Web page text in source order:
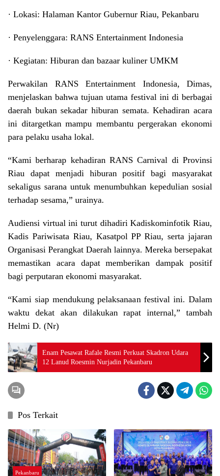
· Lokasi: Halaman Kantor Gubernur Riau, Pekanbaru
· Penyelenggara: RANS Entertainment Indonesia
· Kegiatan: Hiburan dan bazaar kuliner UMKM
Perwakilan RANS Entertainment Indonesia, Dimas,
menjelaskan bahwa tujuan utama festival ini di berbagai
daerah bukan sekadar hiburan semata. Kehadiran acara
ini ditargetkan mampu membantu pergerakan ekonomi
para pelaku usaha lokal.
“Kami berharap kehadiran RANS Carnival di Provinsi
Riau dapat menjadi hiburan positif bagi masyarakat
sekaligus sarana untuk menumbuhkan kepedulian sosial
terhadap sesama,” urainya.
Audiensi virtual ini turut dihadiri Kadiskominfotik Riau,
Kadis Pariwisata Riau, Kasatpol PP Riau, serta jajaran
Organisasi Perangkat Daerah lainnya. Mereka bersepakat
memastikan acara dapat memberikan dampak positif
bagi perputaran ekonomi masyarakat.
“Kami siap mendukung pelaksanaan festival ini. Dalam
waktu dekat akan dilakukan rapat internal,” tambah
Helmi D. (Nr)
Enam Pesawat Rafale Resmi Perkuat Skadron Udara
12 Lanud Roesmin Nurjadin Pekanbaru
Pos Terkait
Pekanbaru